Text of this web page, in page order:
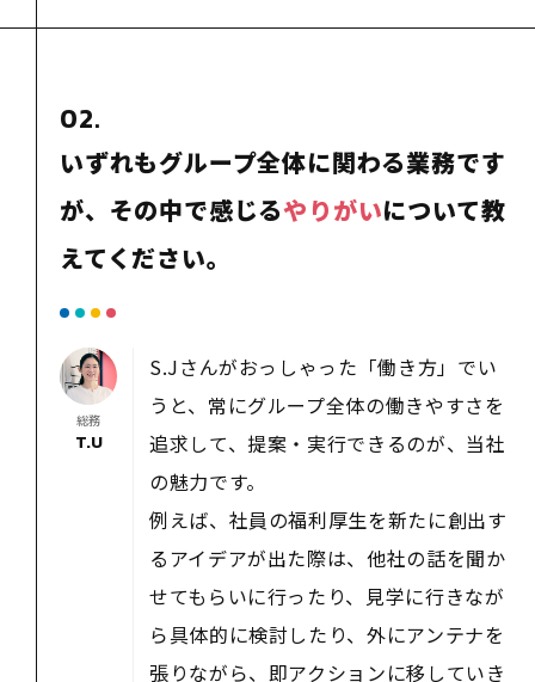
02.
いずれもグループ全体に関わる業務です
が、その中で感じるやりがいについて教
えてください。
総務
T.U
S.Jさんがおっしゃった「働き方」でい
うと、常にグループ全体の働きやすさを
追求して、提案・実行できるのが、当社
の魅力です。
例えば、社員の福利厚生を新たに創出す
るアイデアが出た際は、他社の話を聞か
せてもらいに行ったり、見学に行きなが
ら具体的に検討したり、外にアンテナを
張りながら、即アクションに移していき